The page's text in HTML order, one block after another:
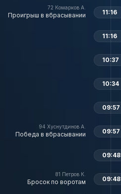
72 Комарков А.
Проигрыш в вбрасывании 11:16
11:16
10:37
10:34
09:57
94 Хуснутдинов А.
Победа в вбрасывании 09:57
09:48
81 Петров К.
Бросок по воротам 09:48